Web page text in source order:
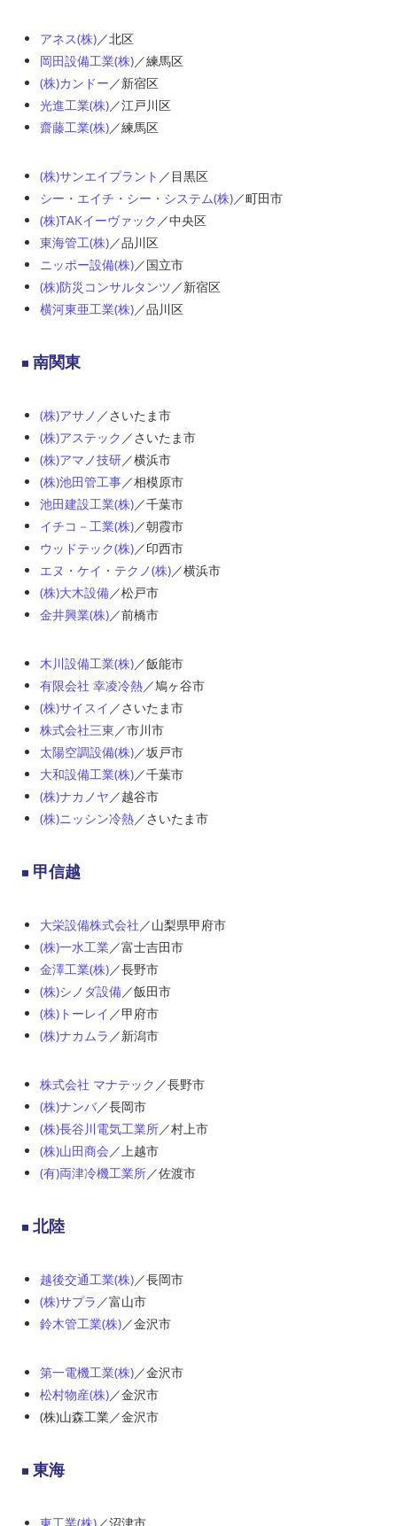
アネス(株)／北区
岡田設備工業(株)／練馬区
(株)カンドー／新宿区
光進工業(株)／江戸川区
齋藤工業(株)／練馬区
(株)サンエイプラント ／目黒区
シー・エイチ・シー・システム(株)／町田市
(株)TAKイーヴァック ／中央区
東海管工(株)／品川区
ニッポー設備(株)／国立市
(株)防災コンサルタンツ／新宿区
横河東亜工業(株)／品川区
南関東
(株)アサノ ／さいたま市
(株)アステック ／さいたま市
(株)アマノ技研／横浜市
(株)池田管工事／相模原市
池田建設工業(株)／千葉市
イチコ－工業(株)／朝霞市
ウッドテック(株)／印西市
エヌ・ケイ・テクノ(株)／横浜市
(株)大木設備／松戸市
金井興業(株)／前橋市
木川設備工業(株)／飯能市
有限会社 幸凌冷熱／鳩ヶ谷市
(株)サイスイ ／さいたま市
株式会社三東／市川市
太陽空調設備(株)／坂戸市
大和設備工業(株)／千葉市
(株)ナカノヤ／越谷市
(株)ニッシン冷熱／さいたま市
甲信越
大栄設備株式会社／山梨県甲府市
(株)一水工業／富士吉田市
金澤工業(株)／長野市
(株)シノダ設備／飯田市
(株)トーレイ ／甲府市
(株)ナカムラ ／新潟市
株式会社 マナテック ／長野市
(株)ナンバ／長岡市
(株)長谷川電気工業所／村上市
(株)山田商会／上越市
(有)両津冷機工業所／佐渡市
北陸
越後交通工業(株)／長岡市
(株)サプラ ／富山市
鈴木管工業(株)／金沢市
第一電機工業(株)／金沢市
松村物産(株)／金沢市
(株)山森工業／金沢市
東海